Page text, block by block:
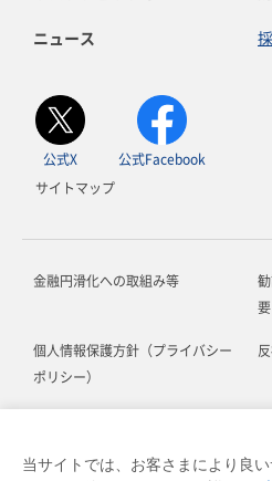
当サイトでは、お客さまにより良
ニュース
公式X
公式Facebook
サイトマップ
金融円滑化への取組み等
要
個人情報保護方針（プライバシー
ポリシー）